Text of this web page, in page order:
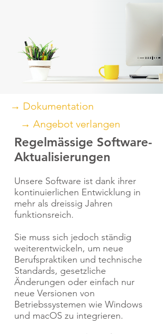
→ Dokumentation
→ Angebot verlangen
Regelmässige Software-
Aktualisierungen
Unsere Software ist dank ihrer
kontinuierlichen Entwicklung in
mehr als dreissig Jahren
funktionsreich.
Sie muss sich jedoch ständig
weiterentwickeln, um neue
Berufspraktiken und technische
Standards, gesetzliche
Änderungen oder einfach nur
neue Versionen von
Betriebssystemen wie Windows
und macOS zu integrieren.